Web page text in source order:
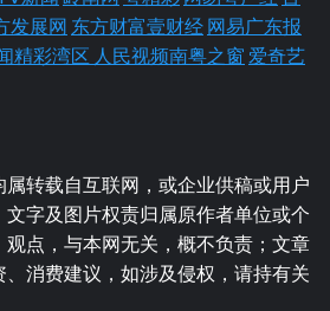
发展网 东方财富壹财经 网易广东报
精彩湾区 人民视频南粤之窗 爱奇艺
转载自互联网，或企业供稿或用户
文字及图片权责归属原作者单位或个
观点，与本网无关，概不负责；文章
消费建议，如涉及侵权，请持有关